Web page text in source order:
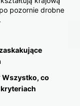
pozornie drobne
Wszystko, co